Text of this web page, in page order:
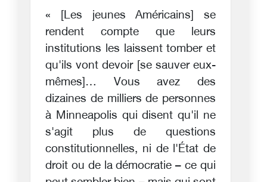
« [Les jeunes Américains] se
rendent compte que leurs
institutions les laissent tomber et
qu'ils vont devoir [se sauver eux-
mêmes]… Vous avez des
dizaines de milliers de personnes
à Minneapolis qui disent qu'il ne
s'agit plus de questions
constitutionnelles, ni de l'État de
droit ou de la démocratie – ce qui